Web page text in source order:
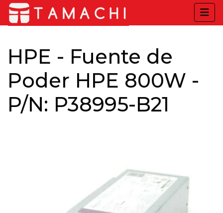
HPE - Fuente de
Poder HPE 800W -
P/N: P38995-B21